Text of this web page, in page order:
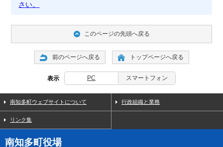
さい。
このページの先頭へ戻る
前のページへ戻る トップページへ戻る
表示 PC スマートフォン
南知多町ウェブサイトについて 行政組織と業務
リンク集
南知多町役場